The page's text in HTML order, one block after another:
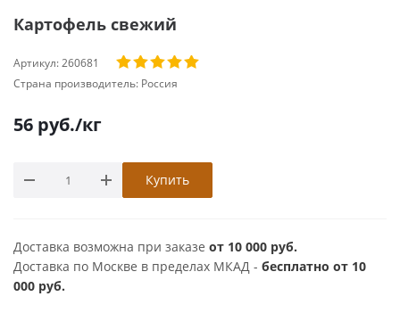
Картофель свежий
Артикул:260681
Страна производитель: Россия
56 руб./кг
Купить
Доставка возможна при заказе от 10 000 руб.
Доставка по Москве в пределах МКАД - бесплатно от 10
000 руб.